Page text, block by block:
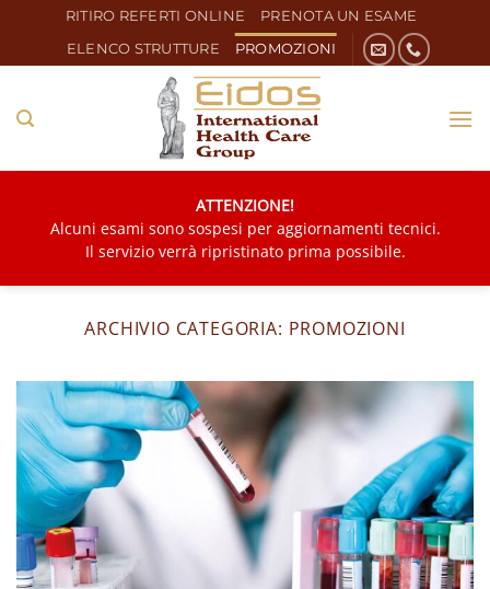
contenuti
RITIRO REFERTI ONLINE
PRENOTA UN ESAME
ELENCO STRUTTURE
PROMOZIONI
ATTENZIONE!
Alcuni esami sono sospesi per aggiornamenti tecnici.
Il servizio verrà ripristinato prima possibile.
ARCHIVIO CATEGORIA: PROMOZIONI